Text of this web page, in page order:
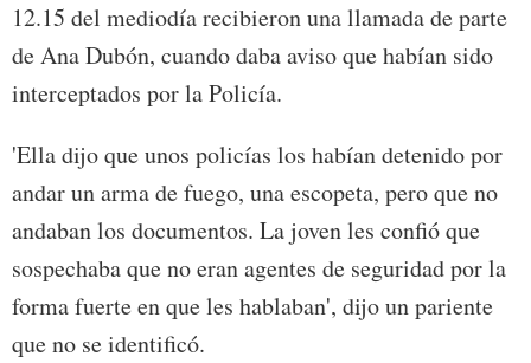
12.15 del mediodía recibieron una llamada de parte
de Ana Dubón, cuando daba aviso que habían sido
interceptados por la Policía.
'Ella dijo que unos policías los habían detenido por
andar un arma de fuego, una escopeta, pero que no
andaban los documentos. La joven les confió que
sospechaba que no eran agentes de seguridad por la
forma fuerte en que les hablaban', dijo un pariente
que no se identificó.